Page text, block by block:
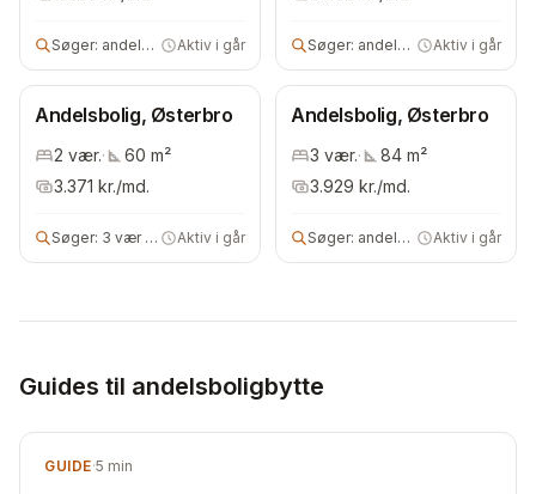
Søger: andels- eller ejerbolig Aktiv i går Søger: andelsbolig Aktiv i går
Andelsbolig, Østerbro
2 vær.· 60 m²
3.371 kr./md.
Søger: 3 vær andelsbolig Aktiv i går
Andelsbolig, Østerbro
3 vær.· 84 m²
3.929 kr./md.
Søger: andelsbolig Aktiv i går
Guides til andelsboligbytte
GUIDE·5 min